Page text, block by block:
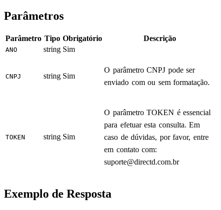
Parâmetros
Parâmetro Tipo Obrigatório Descrição
ANO string Sim
CNPJ string Sim
O parâmetro CNPJ pode ser
enviado com ou sem formatação.
TOKEN string Sim
O parâmetro TOKEN é essencial
para efetuar esta consulta. Em
caso de dúvidas, por favor, entre
em contato com:
suporte@directd.com.br
Exemplo de Resposta